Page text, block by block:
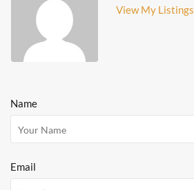
View My Listings
Name
Email